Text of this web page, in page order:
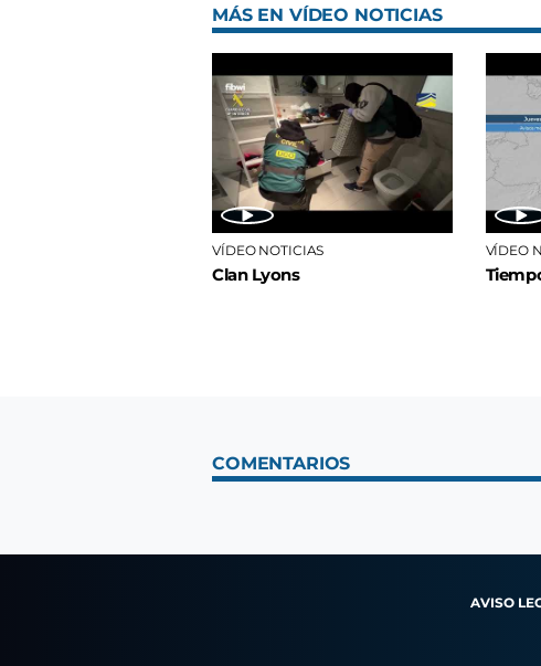
MÁS EN VÍDEO NOTICIAS
VÍDEO NOTICIAS
Clan Lyons
VÍDEO
COMENTARIOS
AVISO